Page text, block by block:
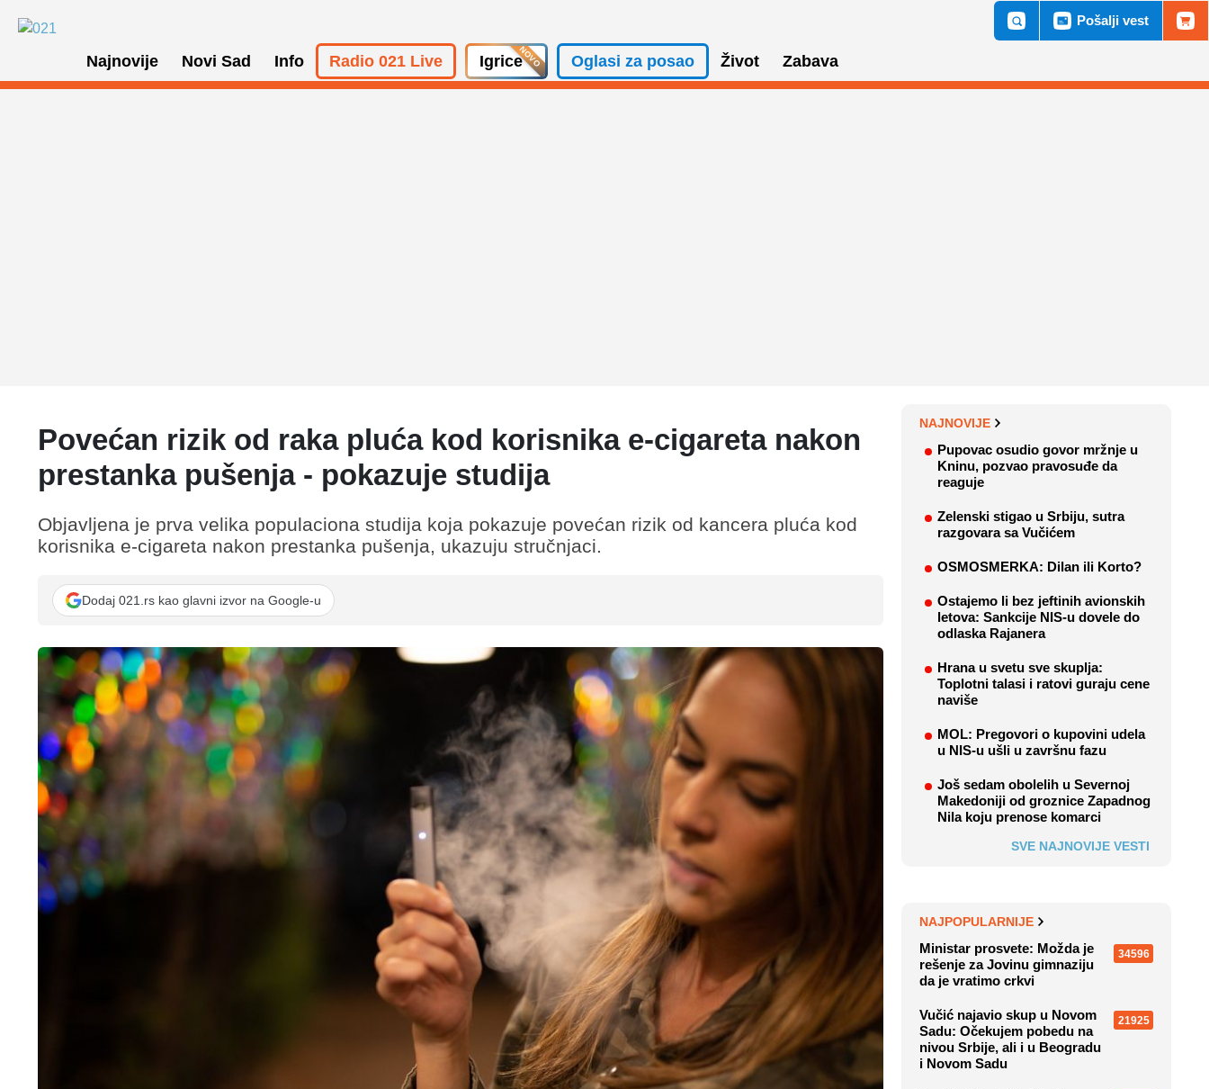
Najnovije Novi Sad Info Radio 021 Live Igrice Oglasi za posao Život Zabava
Pošalji vest
Povećan rizik od raka pluća kod korisnika e-cigareta nakon
prestanka pušenja - pokazuje studija
Objavljena je prva velika populaciona studija koja pokazuje povećan rizik od kancera pluća kod
korisnika e-cigareta nakon prestanka pušenja, ukazuju stručnjaci.
Dodaj 021.rs kao glavni izvor na Google-u
NAJNOVIJE
Pupovac osudio govor mržnje u
Kninu, pozvao pravosuđe da
reaguje
Zelenski stigao u Srbiju, sutra
razgovara sa Vučićem
OSMOSMERKA: Dilan ili Korto?
Ostajemo li bez jeftinih avionskih
letova: Sankcije NIS-u dovele do
odlaska Rajanera
Hrana u svetu sve skuplja:
Toplotni talasi i ratovi guraju cene
naviše
MOL: Pregovori o kupovini udela
u NIS-u ušli u završnu fazu
Još sedam obolelih u Severnoj
Makedoniji od groznice Zapadnog
Nila koju prenose komarci
SVE NAJNOVIJE VESTI
NAJPOPULARNIJE
Ministar prosvete: Možda je
rešenje za Jovinu gimnaziju
da je vratimo crkvi
34596
Vučić najavio skup u Novom
Sadu: Očekujem pobedu na
nivou Srbije, ali i u Beogradu
i Novom Sadu
21925